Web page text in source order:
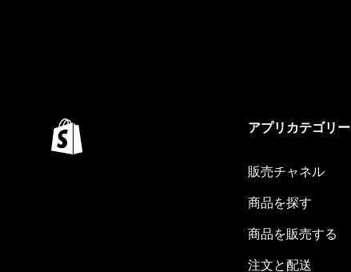
アプリカテゴリー
販売チャネル
商品を探す
商品を販売する
注文と配送